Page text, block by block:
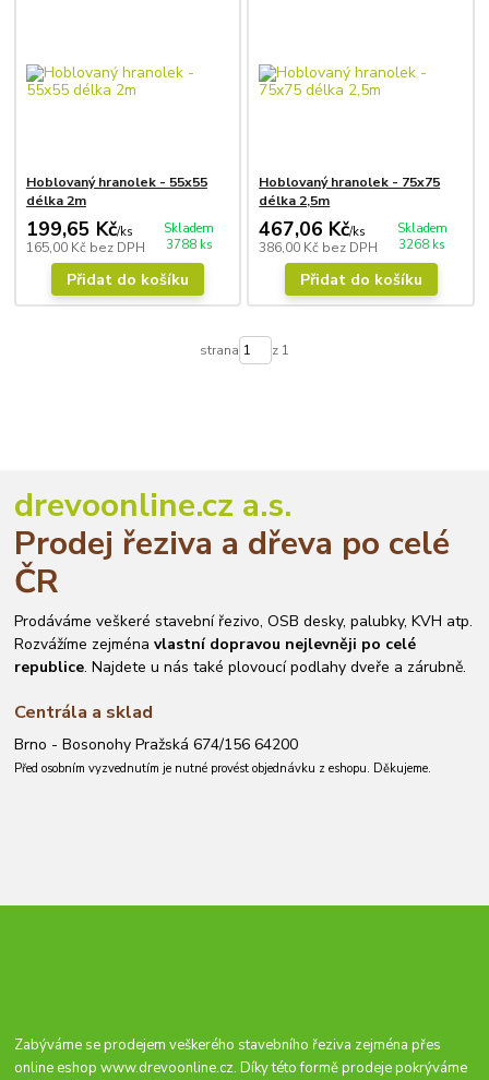
Hoblovaný hranolek - 55x55
délka 2m
199,65 Kč/ks
165,00 Kč bez DPH
Skladem
3788 ks
Přidat do košíku
Hoblovaný hranolek - 75x75
délka 2,5m
467,06 Kč/ks
386,00 Kč bez DPH
Skladem
3268 ks
Přidat do košíku
strana z 1
drevoonline.cz a.s.
Prodej řeziva a dřeva po celé
ČR
Prodáváme veškeré stavební řezivo, OSB desky, palubky, KVH atp.
Rozvážíme zejménavlastní dopravou nejlevněji po celé
republice. Najdete u nás také plovoucí podlahy dveře a zárubně.
Centrála a sklad
Brno - Bosonohy Pražská 674/156 64200
Před osobním vyzvednutím je nutné provést objednávku z eshopu. Děkujeme.
Zabýváme se prodejem veškerého stavebního řeziva zejména přes
online eshopwww.drevoonline.cz. Díky této formě prodeje pokrýváme